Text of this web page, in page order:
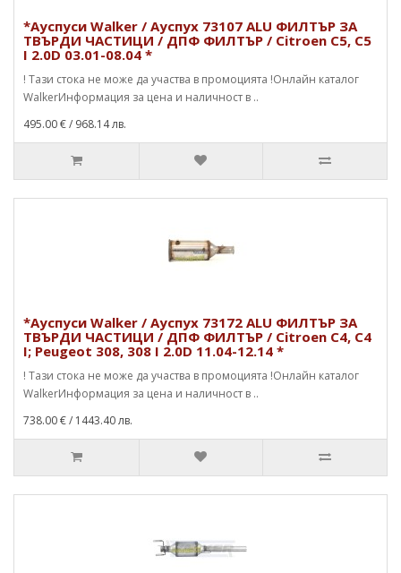
*Ауспуси Walker / Ауспух 73107 ALU ФИЛТЪР ЗА
ТВЪРДИ ЧАСТИЦИ / ДПФ ФИЛТЪР / Citroen C5, C5
I 2.0D 03.01-08.04 *
! Тази стока не може да участва в промоцията !Онлайн каталог
WalkerИнформация за цена и наличност в ..
495.00 €/ 968.14 лв.
*Ауспуси Walker / Ауспух 73172 ALU ФИЛТЪР ЗА
ТВЪРДИ ЧАСТИЦИ / ДПФ ФИЛТЪР / Citroen C4, C4
I; Peugeot 308, 308 I 2.0D 11.04-12.14 *
! Тази стока не може да участва в промоцията !Онлайн каталог
WalkerИнформация за цена и наличност в ..
738.00 €/ 1443.40 лв.